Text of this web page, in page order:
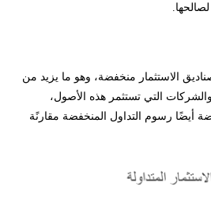
الاستثمار منخفضة، وهو ما يزيد من
التي تستثمر هذه الأصول،
أيضًا رسوم التداول المنخفضة مقارنًة